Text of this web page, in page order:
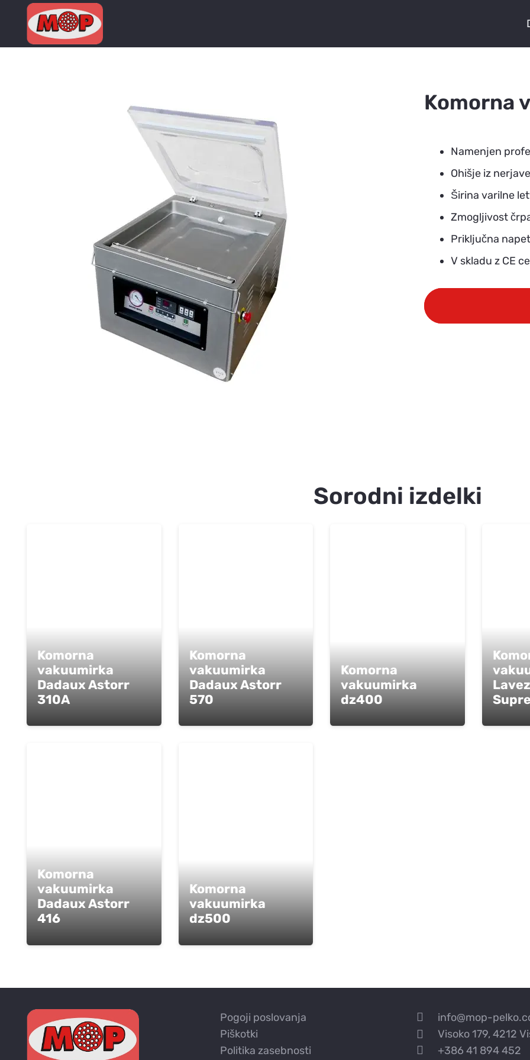
Komorna
Namenjen
Ohišje iz
Širina varilne
Zmogljivost
Priključna
V skladu z CE
Sorodni izdelki
Komorna
vakuumirka
Dadaux Astorr
310A
Komorna
vakuumirka
Dadaux Astorr
570
Komorna
vakuumirka
dz400
Komorna
vakuumirka
Dadaux Astorr
416
Komorna
vakuumirka
dz500
Pogoji poslovanja
Piškotki
Politika zasebnosti
info@mop-
Visoko 179, 4212
+386 41 894 452